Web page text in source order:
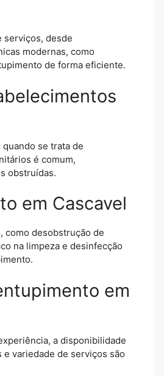
serviços, desde
modernas, como
de forma eficiente.
se trata de
é comum,
obstruídas.
em Cascavel
como desobstrução de
na limpeza e desinfecção
em
a disponibilidade
variedade de serviços são